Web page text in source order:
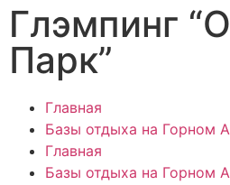
Глэмпинг
Парк”
Главная
Базы отдыха на Горном
Главная
Базы отдыха на Горном